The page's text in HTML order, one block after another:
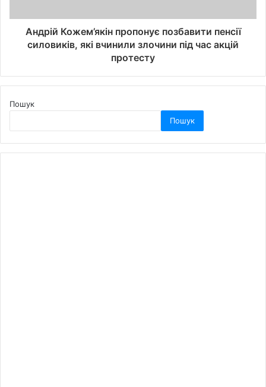
Андрій Кожем’якін пропонує позбавити пенсії
силовиків, які вчинили злочини під час акцій
протесту
Пошук
Пошук